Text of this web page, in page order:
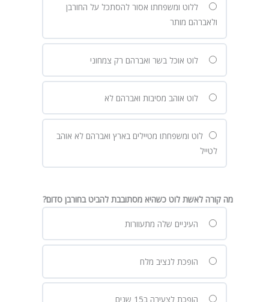
ללוט ומשפחתו אסור להסתכל על החורבן
ולאברהם מותר
לוט אוכל בשר ואברהם רק צמחוני
לוט אוהב מסיבות ואברהם לא
לוט ומשפחתו מטיילים בארץ ואברהם לא אוהב
לטייל
מה קורה לאשת לוט כשהיא מסתובבת להביט בחורבן סדום?
העיניים שלה מתעוורות
הופכת לנציב מלח
הופכת לצעירה ב15 שנים